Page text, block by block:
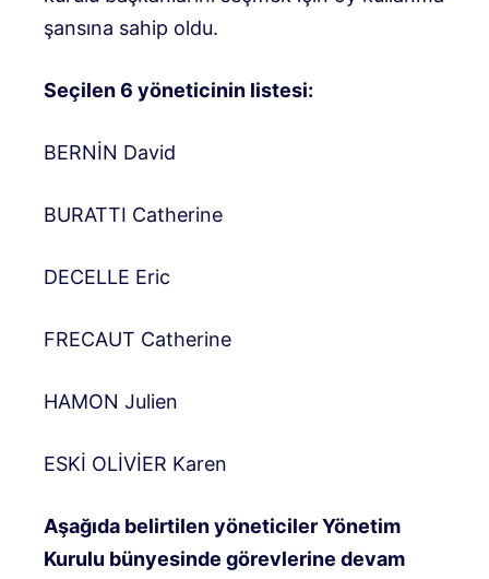
şansına sahip oldu.
Seçilen 6 yöneticinin listesi:
BERNİN David
BURATTI Catherine
DECELLE Eric
FRECAUT Catherine
HAMON Julien
ESKİ OLİVİER Karen
Aşağıda belirtilen yöneticiler Yönetim
Kurulu bünyesinde görevlerine devam